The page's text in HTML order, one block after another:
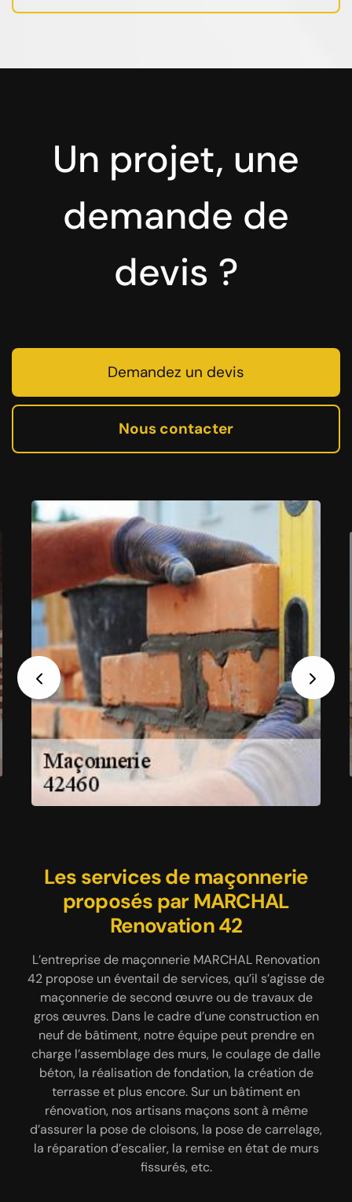
Un projet, une
demande de
devis ?
Demandez un devis
Nous contacter
Previous Next
Les services de maçonnerie
proposés par MARCHAL
Renovation 42
L’entreprise de maçonnerie MARCHAL Renovation
42 propose un éventail de services, qu’il s’agisse de
maçonnerie de second œuvre ou de travaux de
gros œuvres. Dans le cadre d’une construction en
neuf de bâtiment, notre équipe peut prendre en
charge l’assemblage des murs, le coulage de dalle
béton, la réalisation de fondation, la création de
terrasse et plus encore. Sur un bâtiment en
rénovation, nos artisans maçons sont à même
d’assurer la pose de cloisons, la pose de carrelage,
la réparation d’escalier, la remise en état de murs
fissurés, etc.
MARCHAL Renovation 42 une
entreprise de maçonnerie à
Cuinzier
MARCHAL Renovation 42 est une entreprise de
maçonnerie à Cuinzier 42460 qui adresse ses
services de qualité à tous les particuliers et les
professionnels qui projettent de construire, de
rénover ou d’agrandir un bâtiment. Fort de
plusieurs années d’expérience, le professionnel en
maçonnerie MARCHAL Renovation 42 détient des
qualifications bien solides pour réaliser des travaux
respectueux des règles de l’art. Nous avons du
matériel efficace pour accomplir efficacement
notre mission ainsi que des artisans qualifiés pour
concrétiser votre projet. Quelle que soit l’ampleur
Nous réalisons des travaux de
maçonnerie qui respectent les
règles de l’art
Afin que votre maçonnerie soit bien solide et
conforme aux normes, nous veillerons à réaliser des
travaux respectueux des règles de l’art. Quelle que
soit la nature de votre projet, qu’il s’agisse d’un
chantier en construction, en rénovation ou d’un
agrandissement de maison, vous pouvez vous fier
aux qualifications de notre équipe d’artisans. Notre
entreprise de maçonnerie à Cuinzier fera en sorte
de choisir avec minutie la bonne technique pour
parvenir à un résultat satisfaisant et à la hauteur
de vos exigences. Confiez-nous votre projet en
toute sécurité.